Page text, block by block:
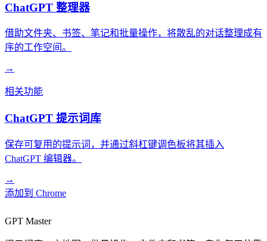
ChatGPT 整理器
借助文件夹、书签、笔记和批量操作，将散乱的对话整理成有
序的工作空间。
→
相关功能
ChatGPT 提示词库
保存可复用的提示词，并通过斜杠键调色板将其插入
ChatGPT 编辑器。
→
添加到 Chrome
GPT Master